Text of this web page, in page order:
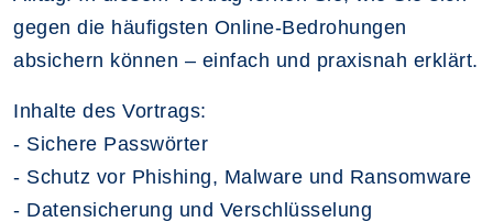
gegen die häufigsten Online-Bedrohungen
absichern können – einfach und praxisnah erklärt.
Inhalte des Vortrags:
- Sichere Passwörter
- Schutz vor Phishing, Malware und Ransomware
- Datensicherung und Verschlüsselung